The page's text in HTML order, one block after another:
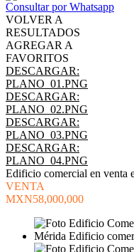
Consultar por Whatsapp
VOLVER A
RESULTADOS
AGREGAR A
FAVORITOS
DESCARGAR:
PLANO_01.PNG
DESCARGAR:
PLANO_02.PNG
DESCARGAR:
PLANO_03.PNG
DESCARGAR:
PLANO_04.PNG
Edificio comercial en venta
VENTA
MXN58,000,000